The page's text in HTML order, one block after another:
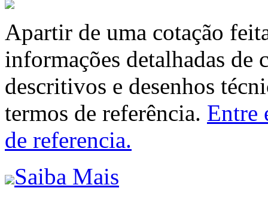
Apartir de uma cotação
informações detalhadas de
descritivos e desenhos
termos de referência. Entre
de referencia.
Saiba Mais